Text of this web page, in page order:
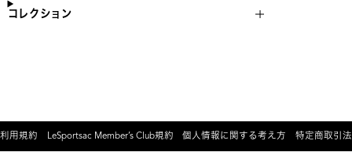
コレクション
利用規約 LeSportsac Member’s Club規約 個人情報に関する考え方 特定商取引